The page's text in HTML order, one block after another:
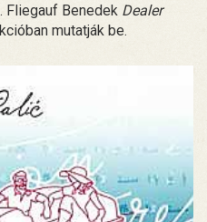
Fliegauf Benedek Dealer
mutatják be.